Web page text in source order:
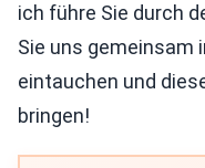
ich führe Sie durch
Sie uns gemeinsam
eintauchen und
bringen!